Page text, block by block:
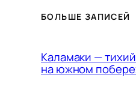
БОЛЬШЕ ЗАПИСЕЙ
Каламаки —
на южном